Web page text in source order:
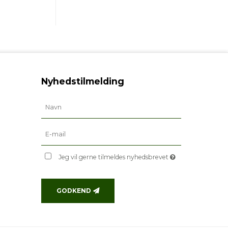
Nyhedstilmelding
Jeg vil gerne tilmeldes nyhedsbrevet
GODKEND